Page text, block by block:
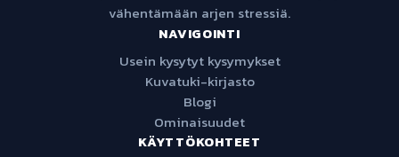
vähentämään arjen stressiä.
NAVIGOINTI
Usein kysytyt kysymykset
Kuvatuki-kirjasto
Blogi
Ominaisuudet
KÄYTTÖKOHTEET